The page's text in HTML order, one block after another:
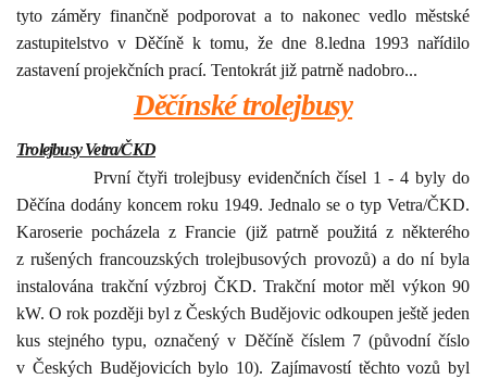
tyto záměry finančně podporovat a to nakonec vedlo městské
zastupitelstvo v Děčíně k tomu, že dne 8.ledna 1993 nařídilo
zastavení projekčních prací. Tentokrát již patrně nadobro...
Děčínské trolejbusy
Trolejbusy Vetra/ČKD
První čtyři trolejbusy evidenčních čísel 1 - 4 byly do
Děčína dodány koncem roku 1949. Jednalo se o typ Vetra/ČKD.
Karoserie pocházela z Francie (již patrně použitá z některého
z rušených francouzských trolejbusových provozů) a do ní byla
instalována trakční výzbroj ČKD. Trakční motor měl výkon 90
kW. O rok později byl z Českých Budějovic odkoupen ještě jeden
kus stejného typu, označený v Děčíně číslem 7 (původní číslo
v Českých Budějovicích bylo 10). Zajímavostí těchto vozů byl